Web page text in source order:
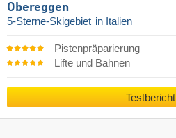
Obereggen
5-Sterne-Skigebiet in Italien
Pistenpräparierung
Lifte und Bahnen
Testbericht